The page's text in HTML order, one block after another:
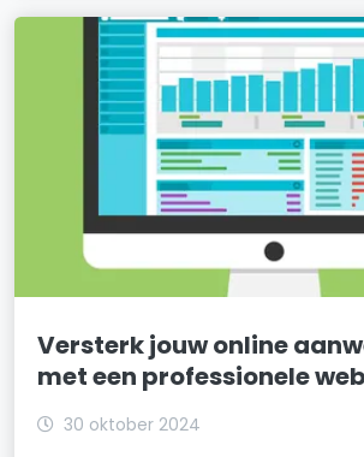
Versterk jouw online
met een professionele
30 oktober 2024